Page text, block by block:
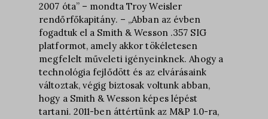
2007 óta” – mondta Troy Weisler
rendőrfőkapitány. – „Abban az évben
fogadtuk el a Smith & Wesson .357 SIG
platformot, amely akkor tökéletesen
megfelelt műveleti igényeinknek. Ahogy a
technológia fejlődött és az elvárásaink
változtak, végig biztosak voltunk abban,
hogy a Smith & Wesson képes lépést
tartani. 2011-ben áttértünk az M&P 1.0-ra,